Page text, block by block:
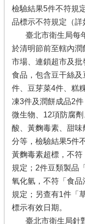
檢驗結果5件不符規
品標示不符規定（詳
臺北市衛生局每年
於清明節前至轄內潤
市場、連鎖超市及
食品，包含豆干絲
件、豆芽菜4件、糕
凍3件及潤餅成品2
微生物、12項防腐
酸、黃麴毒素、甜
分等，檢驗結果5件
黃麴毒素超標，不符
規定；2件豆類製品
氧化氫，不符「食品
規定；另查有1件「
標示有效日期。
臺北市衛生局針